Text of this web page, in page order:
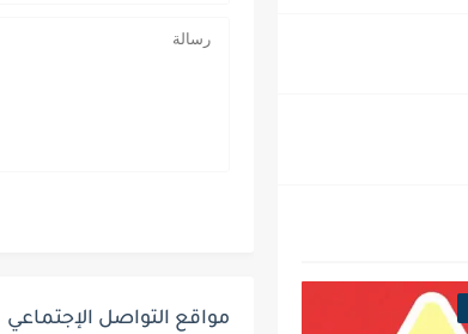
مواقع التواصل الإجتماعي